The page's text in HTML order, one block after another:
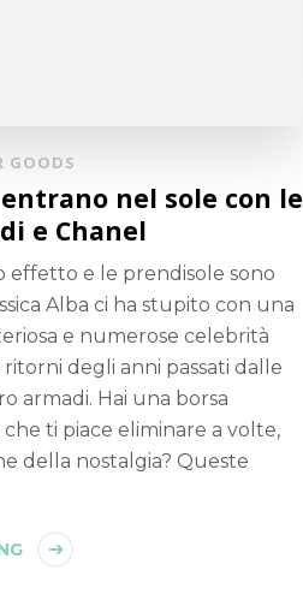
GOODS
nel sole con le
e Chanel
effetto e le prendisole sono
Alba ci ha stupito con una
e numerose celebrità
degli anni passati dalle
armadi. Hai una borsa
ti piace eliminare a volte,
della nostalgia? Queste